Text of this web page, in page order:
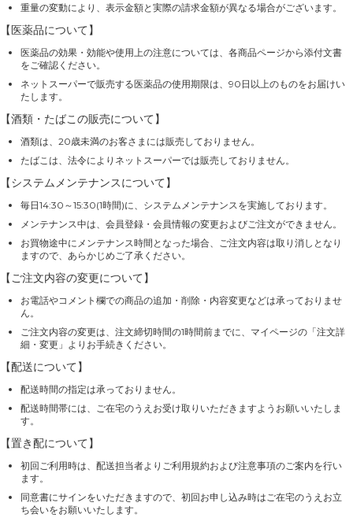
重量の変動により、表示金額と実際の請求金額が異なる場合がございます。
【医薬品について】
医薬品の効果・効能や使用上の注意については、各商品ページから添付文書
をご確認ください。
ネットスーパーで販売する医薬品の使用期限は、90日以上のものをお届けい
たします。
【酒類・たばこの販売について】
酒類は、20歳未満のお客さまには販売しておりません。
たばこは、法令によりネットスーパーでは販売しておりません。
【システムメンテナンスについて】
毎日14:30～15:30(1時間)に、システムメンテナンスを実施しております。
メンテナンス中は、会員登録・会員情報の変更およびご注文ができません。
お買物途中にメンテナンス時間となった場合、ご注文内容は取り消しとなり
ますので、あらかじめご了承ください。
【ご注文内容の変更について】
お電話やコメント欄での商品の追加・削除・内容変更などは承っておりませ
ん。
ご注文内容の変更は、注文締切時間の1時間前までに、マイページの「注文詳
細・変更」よりお手続きください。
【配送について】
配送時間の指定は承っておりません。
配送時間帯には、ご在宅のうえお受け取りいただきますようお願いいたしま
す。
【置き配について】
初回ご利用時は、配送担当者よりご利用規約および注意事項のご案内を行い
ます。
同意書にサインをいただきますので、初回お申し込み時はご在宅のうえお立
ち会いをお願いいたします。